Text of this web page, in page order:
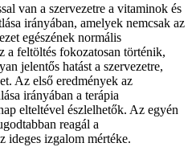
van a szervezetre a vitaminok és
irányában, amelyek nemcsak az
egészének normális
a feltöltés fokozatosan történik,
jelentős hatást a szervezetre,
Az első eredmények az
irányában a terápia
elteltével észlelhetők. Az egyén
reagál a
ideges izgalom mértéke.